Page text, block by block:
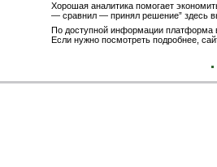
Хорошая аналитика помогает
— сравнил — принял решение” здесь
По доступной информации платформа
Если нужно посмотреть подробнее,